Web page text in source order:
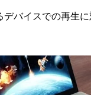
デバイスでの再生に